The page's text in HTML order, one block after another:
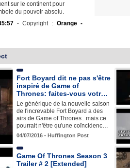
sur le continent pour
du pouvoir absolu.
- Copyright : Orange -
Fort Boyard dit ne pas s'être
inspiré de Game of
Thrones: faites-vous votr…
Le générique de la nouvelle saison
de l'increvable Fort Boyard a des
airs de Game of Thrones...mais ce
pourrait n'être qu'une coïncidenc…
04/07/2016 - Huffington Post
Game Of Thrones Season 3
Trailer # 2 [Extended]